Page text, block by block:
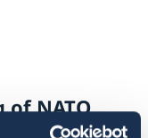
NATO